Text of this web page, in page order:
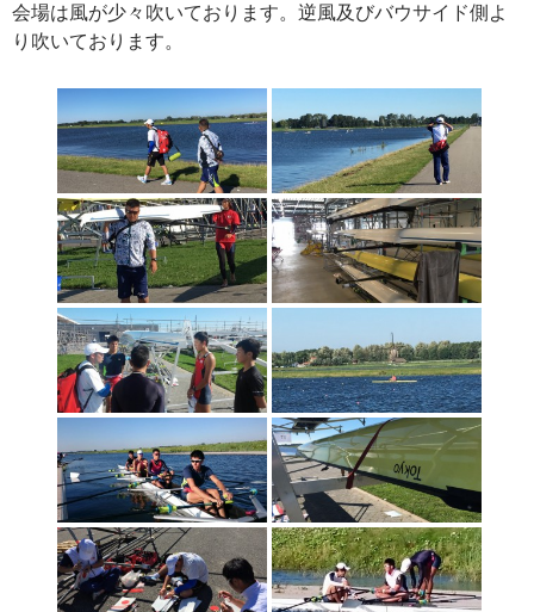
会場は風が少々吹いております。逆風及びバウサイド側よ
り吹いております。